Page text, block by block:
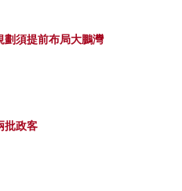
劃須提前布局大鵬灣
批政客